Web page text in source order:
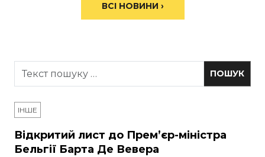
ВСІ НОВИНИ ›
ІНШЕ
Відкритий лист до Прем’єр-міністра
Бельгії Барта Де Вевера